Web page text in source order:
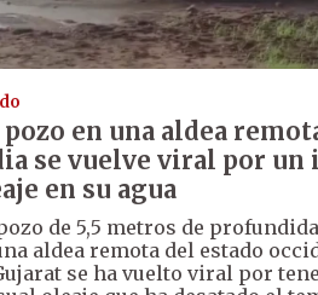
pozo en una aldea
se vuelve viral por un
en su agua
de 5,5 metros de
aldea remota del estado
se ha vuelto viral por